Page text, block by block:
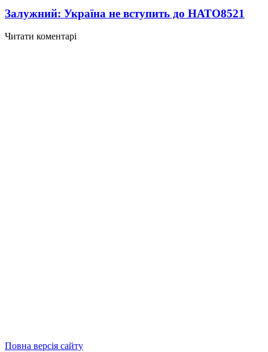
Залужний: Україна не вступить до НАТО8521
Читати коментарі
Повна версія сайту